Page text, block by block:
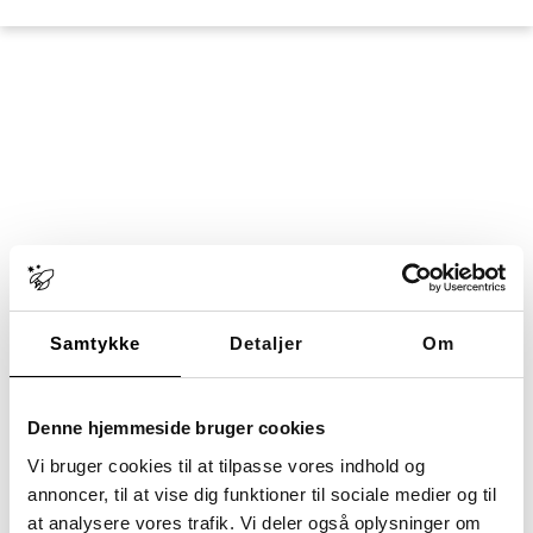
Samtykke Detaljer Om
Denne hjemmeside bruger cookies
Vi bruger cookies til at tilpasse vores indhold og
annoncer, til at vise dig funktioner til sociale medier og til
at analysere vores trafik. Vi deler også oplysninger om
Kategori: Barnets psykiske udvikling
Intet fundet